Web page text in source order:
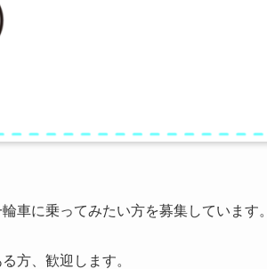
車に乗ってみたい方を募集しています。
方、歓迎します。